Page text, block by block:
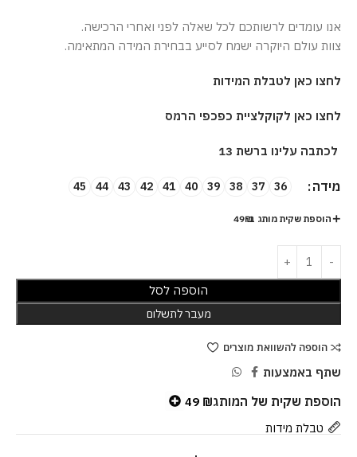
אנו עומדים לרשותכם לכל שאלה לפני ואחרי הרכישה.
צוות עולם היוקרה ישמח לסייע בבחירת המידה המתאימה.
לחצו כאן לטבלת המידות
לחצו כאן לקוקלציית כפכפי הרמס
לכתבה עלינו ברשת 13
מידה 36
37
38
39
40
41
42
43
44
45
הוספת שקית מותג ב-49₪
הוספה לסל
מעבר לתשלום
הוספה להשוואת מוצרים
שתף באמצעות
הוספת שקית של המותג 49 ₪
טבלת מידות